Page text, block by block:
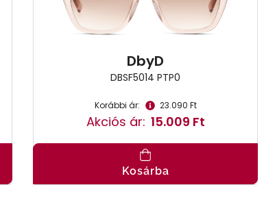
DbyD
DBSF5014 PTP0
Korábbi ár: 23.090 Ft
Akciós ár: 15.009 Ft
Kosárba